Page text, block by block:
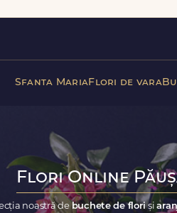
Sfanta MariaFlori de vara
Flori Online
noastră debuchete de floriși